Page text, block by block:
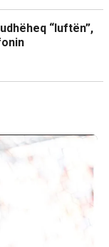
“luftën”,